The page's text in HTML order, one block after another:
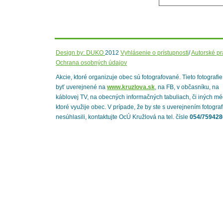
Design by: DUKO 2012 Vyhlásenie o prístupnosti/Autorské
Ochrana osobných údajov
Akcie, ktoré organizuje obec sú fotografované. Tieto
byť uverejnené na www.kruzlova.sk, na FB, v občasníku, na
káblovej TV, na obecných informačných tabuliach, či iných
ktoré využije obec. V prípade, že by ste s uverejnením
nesúhlasili, kontaktujte OcÚ Kružlová na tel. čísle 054/